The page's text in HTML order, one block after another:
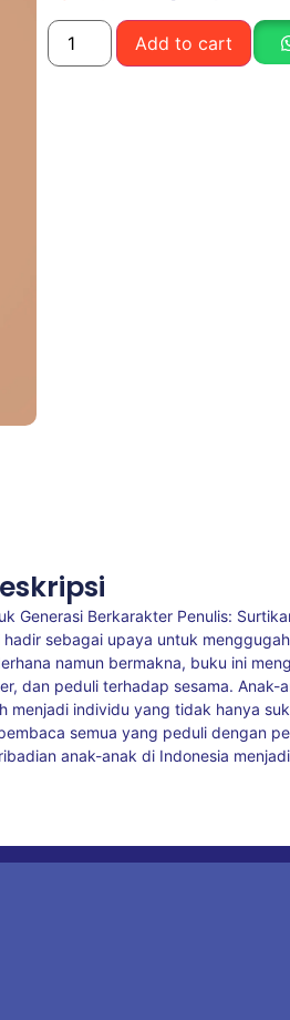
Add to cart
Generasi Berkarakter Penulis:
sebagai upaya untuk
namun bermakna, buku ini
dan peduli terhadap sesama. Anak-
individu yang tidak hanya
semua yang peduli dengan
anak-anak di Indonesia